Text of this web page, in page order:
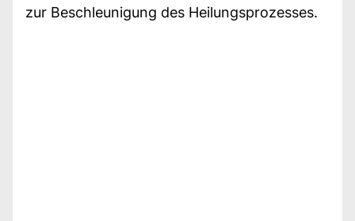
zur Beschleunigung des Heilungsprozesses.